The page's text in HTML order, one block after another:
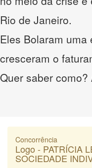
Rio de Janeiro.
Eles Bolaram
cresceram o
Quer saber
Concorrência
Logo - PATRÍCIA
SOCIEDADE